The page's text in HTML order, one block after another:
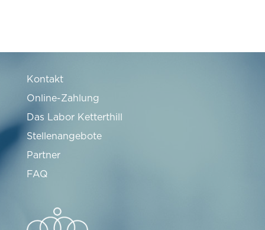
Kontakt
Online-Zahlung
Das Labor Ketterthill
Stellenangebote
Partner
FAQ